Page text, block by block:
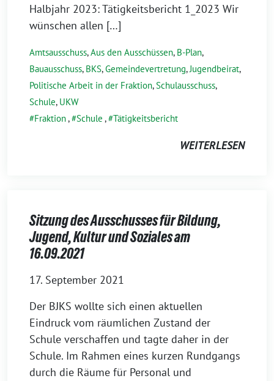
Halbjahr 2023: Tätigkeitsbericht 1_2023 Wir
wünschen allen […]
Amtsausschuss,Aus den Ausschüssen, B-Plan,
Bauausschuss, BKS,Gemeindevertretung,Jugendbeirat,
Politische Arbeit in der Fraktion,Schulausschuss,
Schule, UKW
Fraktion, Schule , Tätigkeitsbericht
WEITERLESEN
Sitzung des Ausschusses für Bildung,
Jugend, Kultur und Soziales am
16.09.2021
17. September 2021
Der BJKS wollte sich einen aktuellen
Eindruck vom räumlichen Zustand der
Schule verschaffen und tagte daher in der
Schule. Im Rahmen eines kurzen Rundgangs
durch die Räume für Personal und